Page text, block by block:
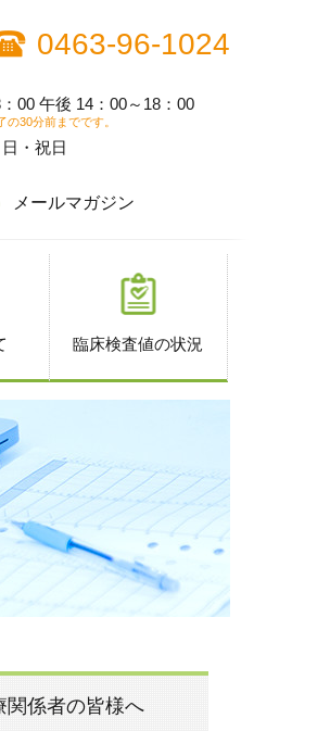
0463-96-1024
00 午後 14：00～18：00
30分前までです。
・祝日
メールマガジン
臨床検査値の状況
関係者の皆様へ